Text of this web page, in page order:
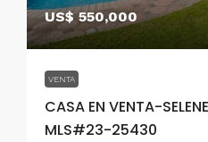
US$ 550,000
VENTA
CASA EN VENTA-
MLS#23-25430